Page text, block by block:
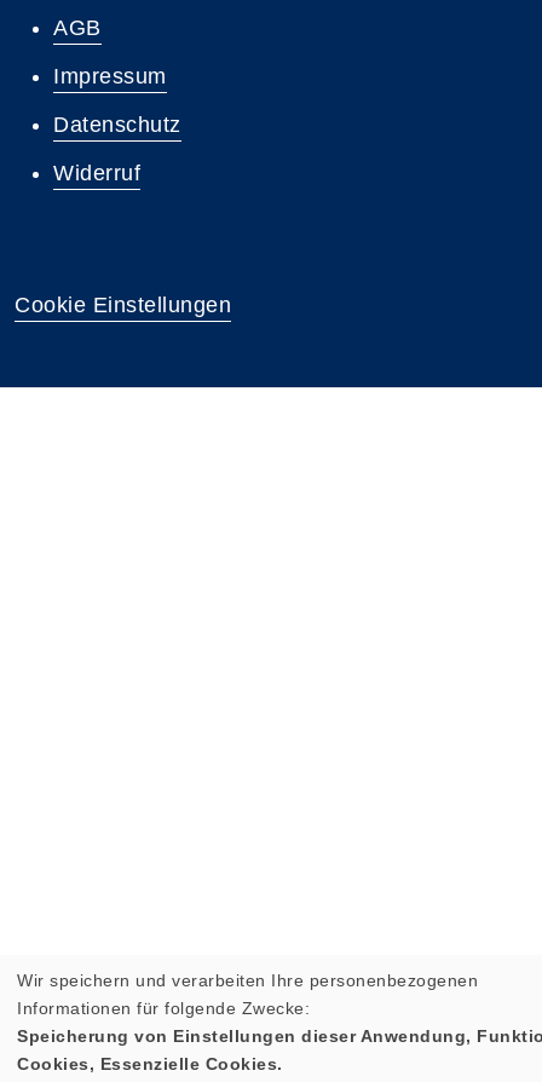
AGB
Impressum
Datenschutz
Widerruf
Cookie Einstellungen
Wir speichern und verarbeiten Ihre personenbezogenen
Informationen für folgende Zwecke:
Speicherung von Einstellungen dieser Anwendung,
Cookies, Essenzielle Cookies.